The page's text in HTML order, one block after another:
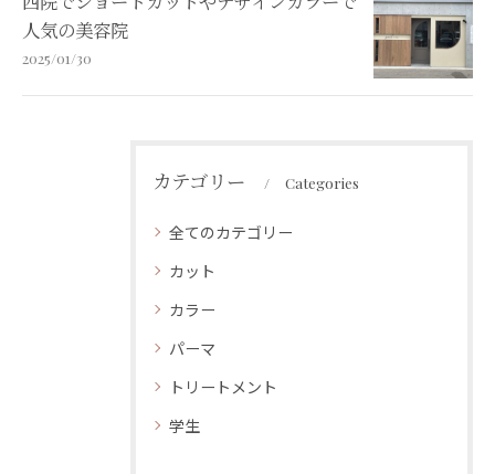
人気の美容院
2025/01/30
カテゴリー Categories
全てのカテゴリー
カット
カラー
パーマ
トリートメント
学生